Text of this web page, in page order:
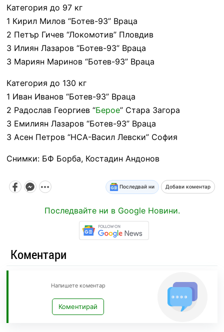
Категория до 97 кг
1 Кирил Милов “Ботев-93” Враца
2 Петър Гичев “Локомотив” Пловдив
3 Илиян Лазаров “Ботев-93” Враца
3 Мариян Маринов “Ботев-93” Враца
Категория до 130 кг
1 Иван Иванов “Ботев-93” Враца
2 Радослав Георгиев “Берое” Стара Загора
3 Емилиян Лазаров “Ботев-93” Враца
3 Асен Петров “НСА-Васил Левски” София
Снимки: БФ Борба, Костадин Андонов
Последвай ни Добави коментар
Последвайте ни в Google Новини.
Коментари
Напишете коментар
Коментирай